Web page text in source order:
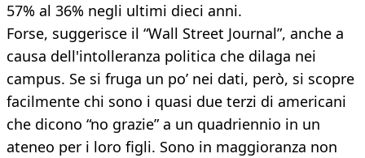
57% al 36% negli ultimi dieci anni.
Forse, suggerisce il “Wall Street Journal”, anche a
causa dell'intolleranza politica che dilaga nei
campus. Se si fruga un po’ nei dati, però, si scopre
facilmente chi sono i quasi due terzi di americani
che dicono “no grazie” a un quadriennio in un
ateneo per i loro figli. Sono in maggioranza non